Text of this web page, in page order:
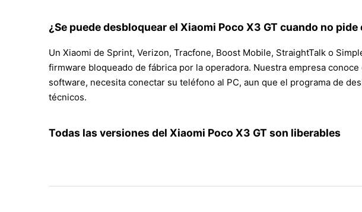
¿Se puede desbloquear el Xiaomi Poco X3 GT cuando no
Un Xiaomi de Sprint, Verizon, Tracfone, Boost Mobile, StraightTalk o
firmware bloqueado de fábrica por la operadora. Nuestra empresa
software, necesita conectar su teléfono al PC, aun que el programa de
técnicos.
Todas las versiones del Xiaomi Poco X3 GT son liberables